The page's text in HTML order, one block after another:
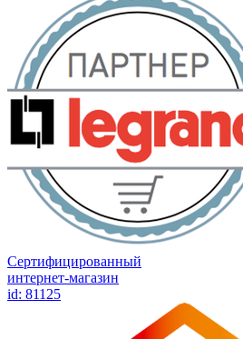
Сертифицированный
интернет-магазин
id: 81125